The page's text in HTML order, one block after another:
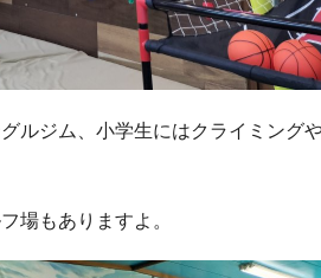
ルジム、小学生にはクライミング
場もありますよ。